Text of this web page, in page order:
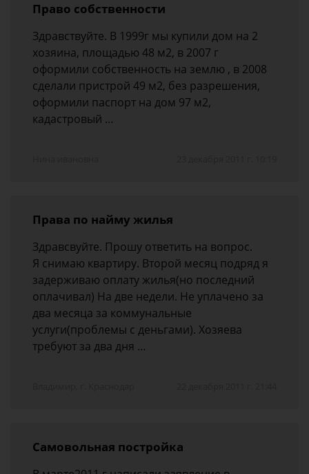
Право собственности
Здравствуйте. В 1999г мы купили дом на 2
хозяина, площадью 48 м2, в 2007 г
оформили собственность на землю , в 2008
сделали пристрой 49 м2, без разрешения,
оформили паспорт на дом 97 м2,
кадастровый …
Права по найму жилья
Здравсвуйте. Прошу ответить на вопрос.
Я снимаю квартиру. Второй месяц подряд я
задерживаю оплату жилья(но последний
оплачивал) На две недели. Не уплачено за
два месяца за коммунальные
услуги(проблемы с деньгами). Хозяева
требуют за два дня …
Самовольная постройка